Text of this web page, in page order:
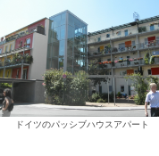
ドイツのパッシブハウスアパート